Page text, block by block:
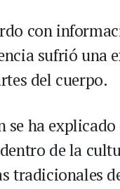
con
sufrió una
del cuerpo.
se ha
de la
tradicionales